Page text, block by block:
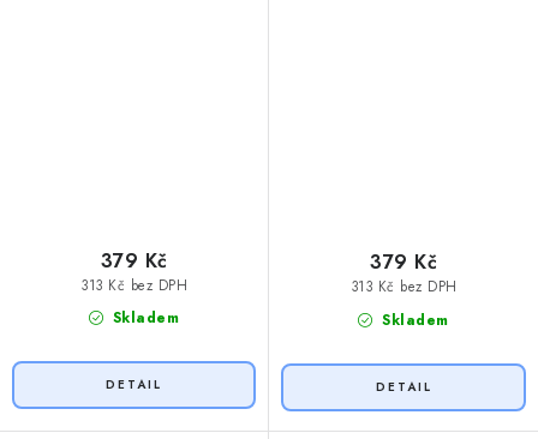
Skladem
313 Kč bez DPH
379 Kč
Skladem
313 Kč bez DPH
379 Kč